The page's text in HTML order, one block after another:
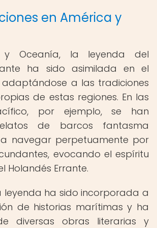
en América y
y Oceanía, la leyenda del
ha sido asimilada en el
adaptándose a las tradiciones
de estas regiones. En las
por ejemplo, se han
de barcos fantasma
navegar perpetuamente por
evocando el espíritu
Holandés Errante.
leyenda ha sido incorporada a
de historias marítimas y ha
diversas obras literarias y